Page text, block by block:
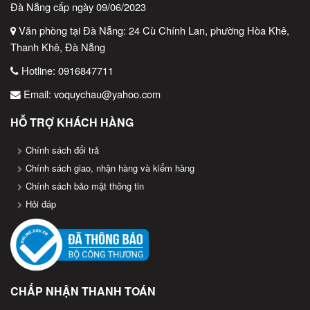
Vina Bill Việt Nam – Giải pháp thiết bị bán hàng chuyên
nghiệp!
Đà Nẵng cấp ngày 09/06/2023
Văn phòng tại Đà Nẵng: 24 Cù Chính Lan, phường Hòa Khê,
Thanh Khê, Đà Nẵng
Hotline: 0916847711
Email: voquychau@yahoo.com
HỖ TRỢ KHÁCH HÀNG
Chính sách đổi trả
Chính sách giao, nhận hàng và kiểm hàng
Chính sách bảo mật thông tin
Hỏi đáp
CHẤP NHẬN THANH TOÁN